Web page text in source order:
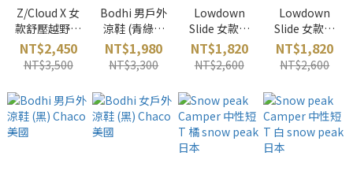
Z/Cloud X 女
款舒壓越野運
動涼鞋 (松柏
綠) Chaco 美
國
NT$2,450
NT$3,500
Bodhi 男戶外
涼鞋 (青綠酪
梨) Chaco 美
國
NT$1,980
NT$3,300
Lowdown
Slide 女款休
閒涼鞋 (黑)
Chaco 美國
NT$1,820
NT$2,600
Lowdown
Slide 女款休
閒涼鞋 (咖哩
黃) Chaco 美
國
NT$1,820
NT$2,600